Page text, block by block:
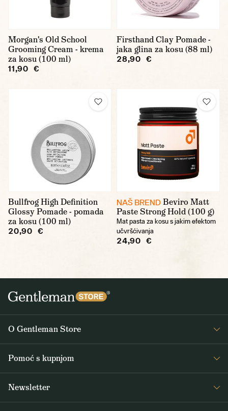
Morgan's Old School
Grooming Cream - krema
za kosu (100 ml)
11,90 €
Firsthand Clay Pomade -
jaka glina za kosu (88 ml)
28,90 €
Bullfrog High Definition
Glossy Pomade - pomada
za kosu (100 ml)
20,90 €
NAŠ BREND Beviro Matt
Paste Strong Hold (100 g)
Mat pasta za kosu s jakim efektom
učvršćivanja
24,90 €
O Gentleman Store
Pomoć s kupnjom
Newsletter